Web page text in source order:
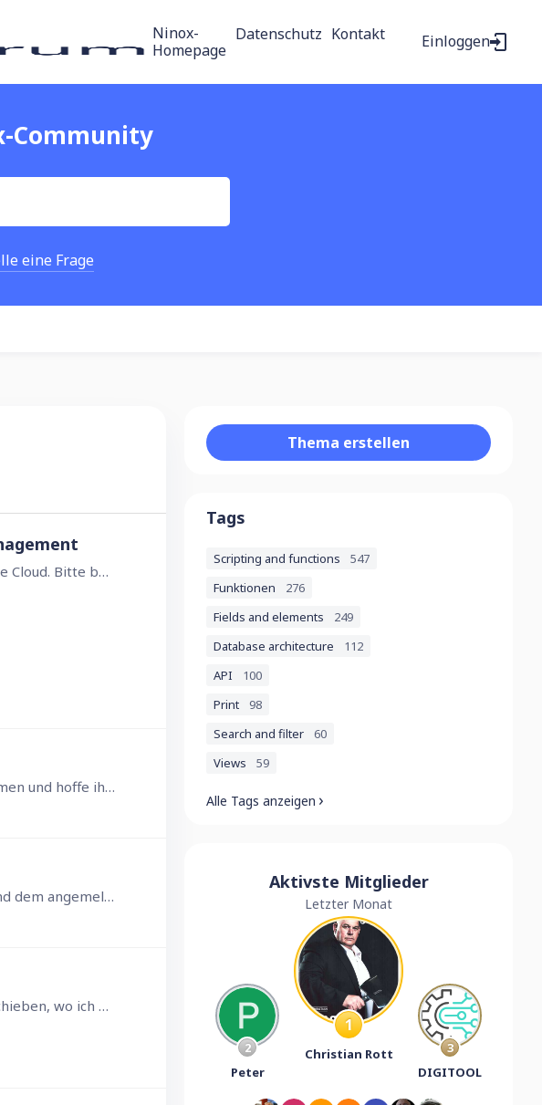
Ninox-
Homepage
Datenschutz Kontakt Einloggen
Community
eine Frage
In diesem Video erklären wir Ihnen die Konfigurationsmöglichkeiten in Ihrer Ninox Private Cloud. Bitte beachten Sie, dass unter Umständen kleine Änderungen in der Benennung von einigen Funktionen…
Hallo Ninoxler, ich möchte den "Klickwahn" einiger übermütiger User in den Griff bekommen und hoffe ihr habt eine Idee dazu. Im Dashboard sieht ein Mitarbeiter seine Projekte an denen er beteiligt…
Nabend zusammen, ich versuche die Schreibrechte einer Tabelle über ein Ja/Nein-Feld und dem angemeldeten User zu steuern. Eine kleine Benutzer-Rechte-Verwaltung sozusagen.…
Hallo zusammen, ich würde gerne eine Datenbank in einen anderen Arbeitsbereich verschieben, wo ich dann Nutzer hinterlege. Der Adminbereich soll nur für mich sichtbar sein, mit allen Testdatenbanken,…
Content aside
Thema erstellen
Tags
Scripting and functions
547
Funktionen
276
Fields and elements
249
Database architecture
112
API
100
Print
98
Search and filter
60
Views
59
Alle Tags anzeigen
Aktivste Mitglieder
Letzter Monat
2
Peter
1
Christian Rott
3
DIGITOOL